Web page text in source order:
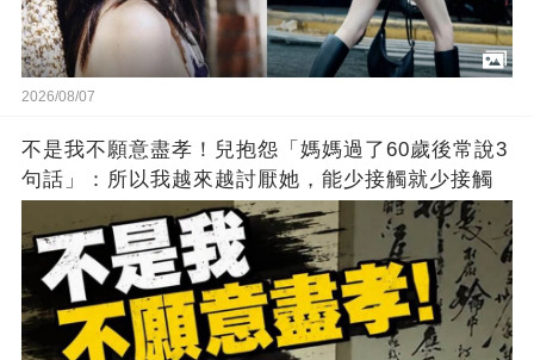
2026/08/07
不是我不願意盡孝！兒抱怨「媽媽過了60歲後常說3
句話」：所以我越來越討厭她，能少接觸就少接觸